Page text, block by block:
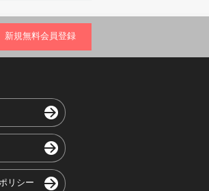
新規無料会員登録
リシー